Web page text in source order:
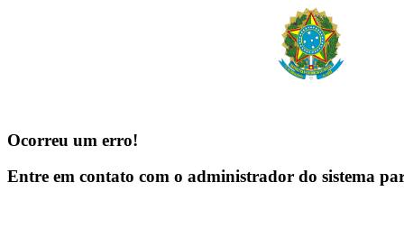
Ocorreu um erro!
Entre em contato com o administrador do sistema